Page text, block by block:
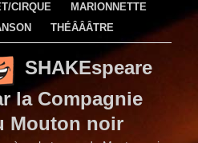
CIRQUE
MARIONNETTE
THÉÂÂÂTRE
SHAKEspeare
la Compagnie
Mouton noir